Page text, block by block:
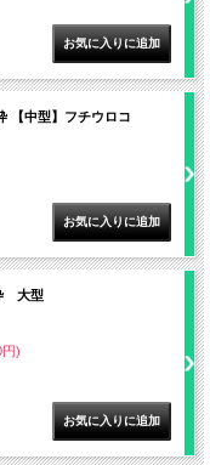
【中型】フチウロコ
大型
)